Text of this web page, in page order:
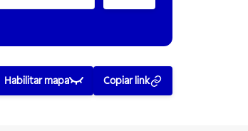
Habilitar mapa Copiar link